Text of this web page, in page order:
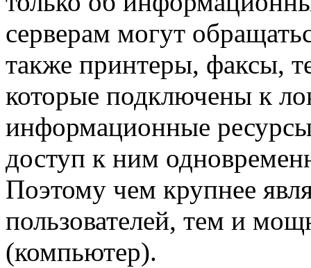
серверам могут
также принтеры, факсы,
которые подключены к
информационные
доступ к ним
Поэтому чем крупнее
пользователей, тем и
(компьютер).